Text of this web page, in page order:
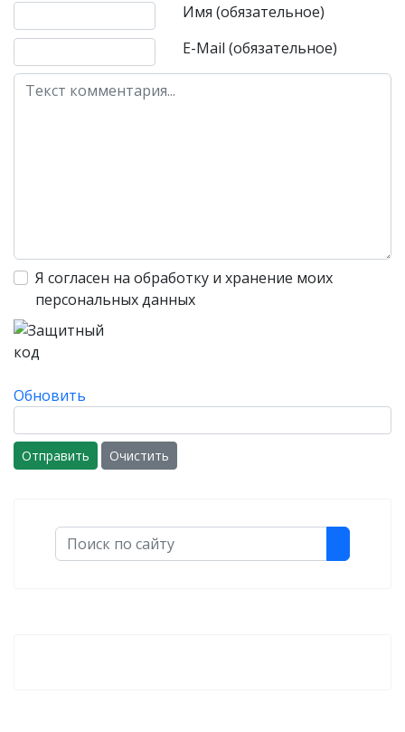
Имя (обязательное)
E-Mail (обязательное)
Текст комментария
Я согласен на обработку и хранение моих
персональных данных
Обновить
Отправить Очистить
Поиск